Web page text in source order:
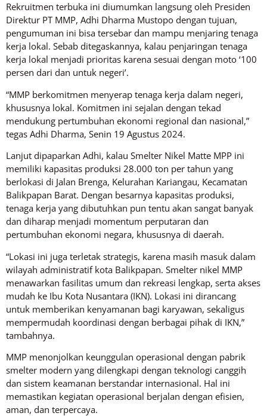
Rekruitmen terbuka ini diumumkan langsung oleh Presiden
Direktur PT MMP, Adhi Dharma Mustopo dengan tujuan,
pengumuman ini bisa tersebar dan mampu menjaring tenaga
kerja lokal. Sebab ditegaskannya, kalau penjaringan tenaga
kerja lokal menjadi prioritas karena sesuai dengan moto ‘100
persen dari dan untuk negeri’.
“MMP berkomitmen menyerap tenaga kerja dalam negeri,
khususnya lokal. Komitmen ini sejalan dengan tekad
mendukung pertumbuhan ekonomi regional dan nasional,”
tegas Adhi Dharma, Senin 19 Agustus 2024.
Lanjut dipaparkan Adhi, kalau Smelter Nikel Matte MPP ini
memiliki kapasitas produksi 28.000 ton per tahun yang
berlokasi di Jalan Brenga, Kelurahan Kariangau, Kecamatan
Balikpapan Barat. Dengan besarnya kapasitas produksi,
tenaga kerja yang dibutuhkan pun tentu akan sangat banyak
dan diharap menjadi momentum perputaran dan
pertumbuhan ekonomi negara, khususnya di daerah.
“Lokasi ini juga terletak strategis, karena masih masuk dalam
wilayah administratif kota Balikpapan. Smelter nikel MMP
menawarkan fasilitas umum dan rekreasi lengkap, serta akses
mudah ke Ibu Kota Nusantara (IKN). Lokasi ini dirancang
untuk memberikan kenyamanan bagi karyawan, sekaligus
mempermudah koordinasi dengan berbagai pihak di IKN,”
tambahnya.
MMP menonjolkan keunggulan operasional dengan pabrik
smelter modern yang dilengkapi dengan teknologi canggih
dan sistem keamanan berstandar internasional. Hal ini
memastikan kegiatan operasional berjalan dengan efisien,
aman, dan terpercaya.